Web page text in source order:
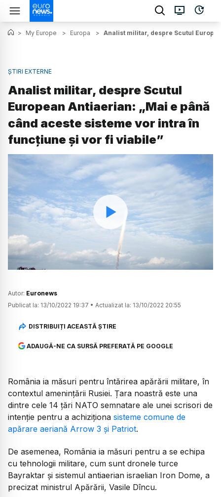
> My Europe > Europa > Analist militar, despre Scutul
ȘTIRI EXTERNE
Analist militar, despre Scutul
European Antiaerian: „Mai e până
când aceste sisteme vor intra în
funcțiune și vor fi viabile”
Watch
Autor: Euronews
Publicat la: 13/10/2022 19:37 • Actualizat la: 13/10/2022 20:55
DISTRIBUIȚI ACEASTĂ ȘTIRE
ADAUGĂ-NE CA SURSĂ PREFERATĂ PE GOOGLE
România ia măsuri pentru întărirea apărării militare, în
contextul amenințării Rusiei. Țara noastră este una
dintre cele 14 țări NATO semnatare ale unei scrisori de
intenție pentru a achiziționa sisteme comune de
apărare aeriană Arrow 3 și Patriot.
De asemenea, România ia măsuri pentru a se echipa
cu tehnologii militare, cum sunt dronele turce
Bayraktar şi sistemul antiaerian israelian Iron Dome, a
precizat ministrul Apărării, Vasile Dîncu.